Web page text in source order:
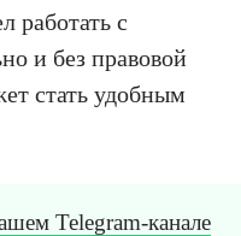
работать с
и без правовой
стать удобным
Telegram-канале